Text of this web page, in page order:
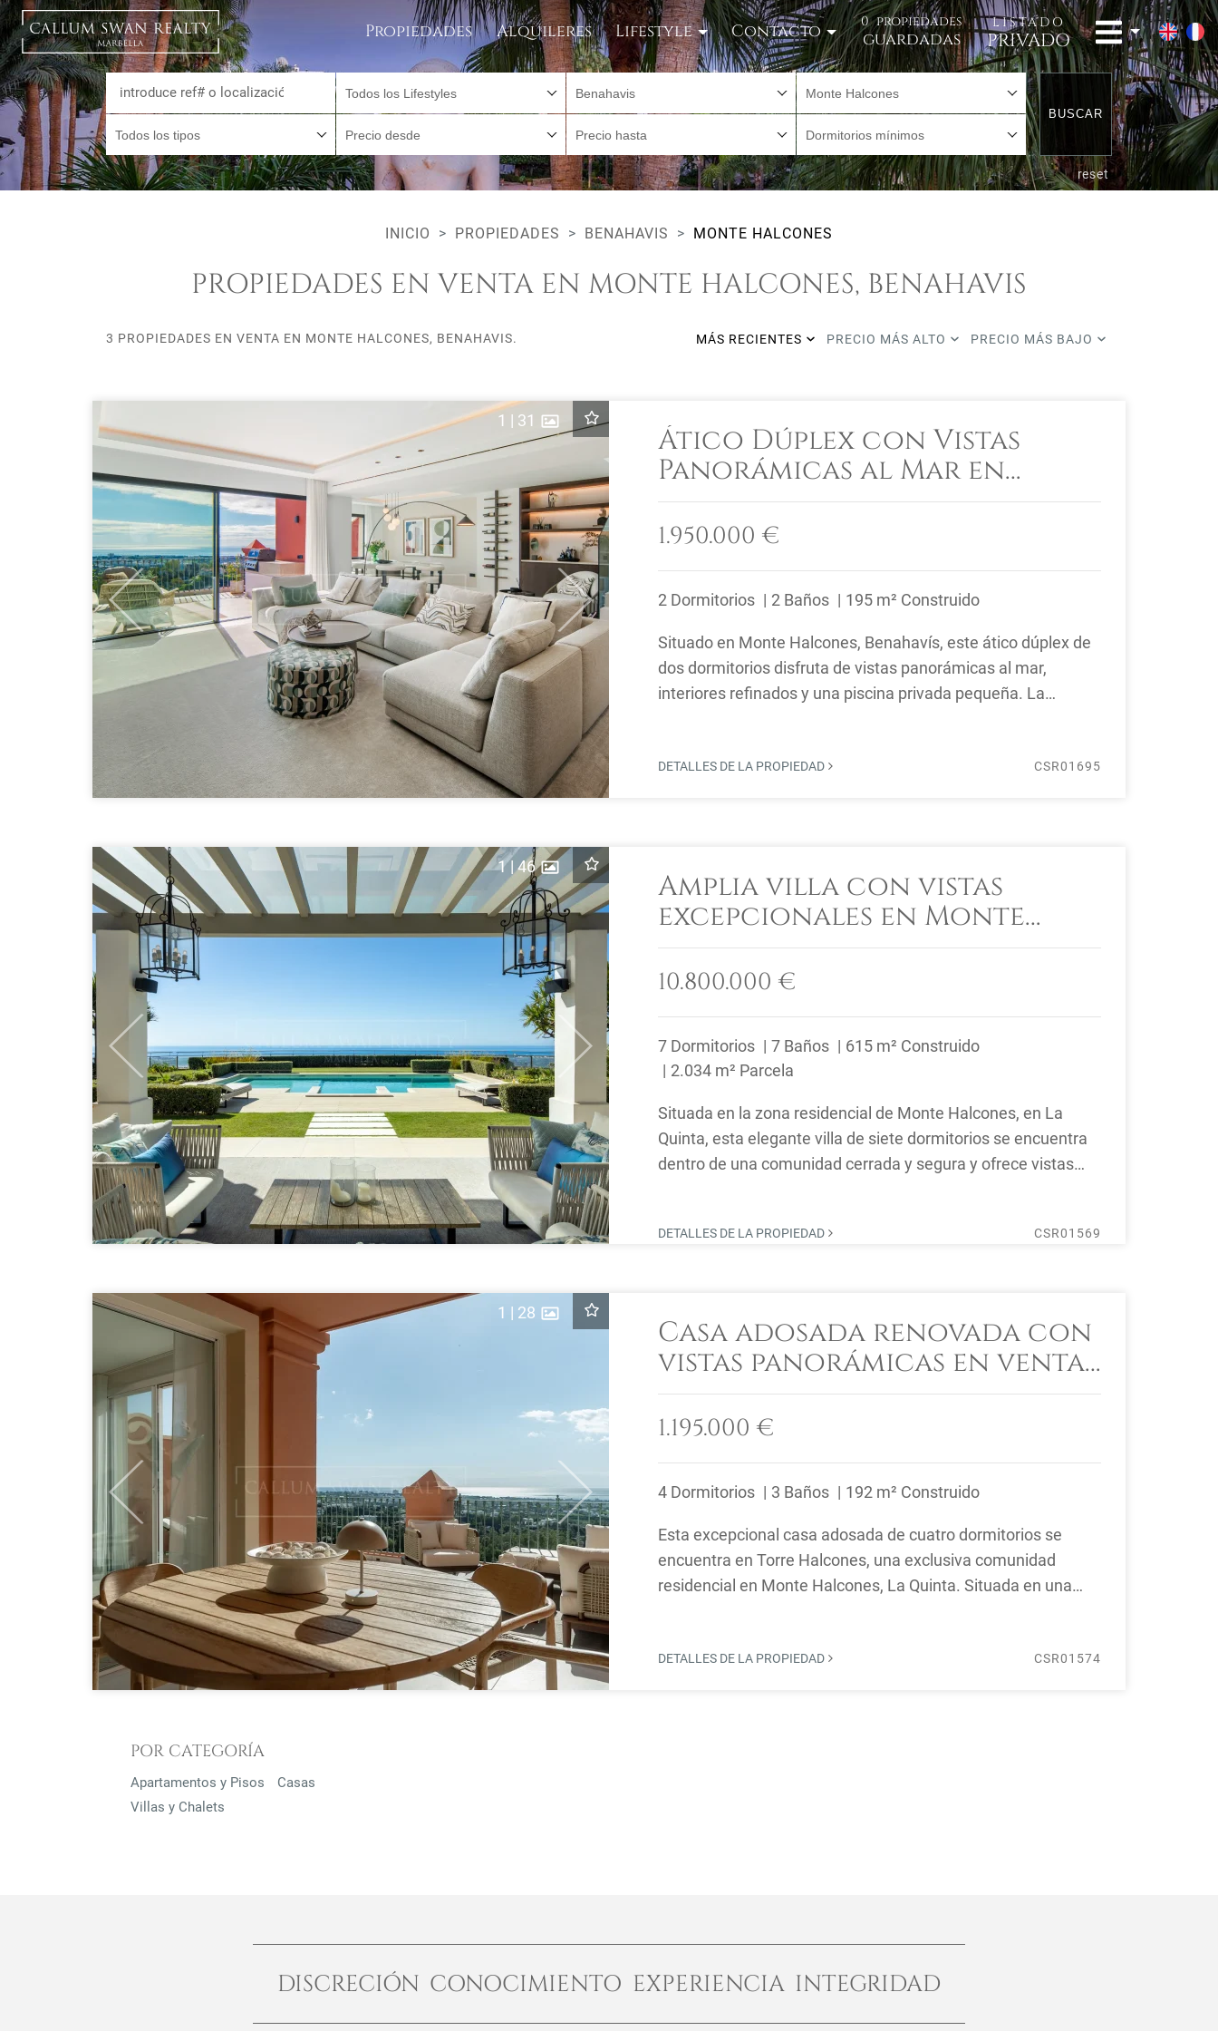
Propiedades Alquileres Lifestyle Contacto 0 propiedades
guardadas
LISTADO
PRIVADO
Todos los Lifestyles Benahavis Monte Halcones
Todos los tipos Precio desde Precio hasta Dormitorios mínimos
BUSCAR
reset
INICIO PROPIEDADES BENAHAVIS MONTE HALCONES
PROPIEDADES EN VENTA EN MONTE HALCONES, BENAHAVIS
3 PROPIEDADES EN VENTA EN MONTE HALCONES, BENAHAVIS. MÁS RECIENTES PRECIO MÁS ALTO PRECIO MÁS BAJO
Previous Next
1 | 31
Ático Dúplex con Vistas
Panorámicas al Mar en
Monte Halcones, Benahavís
1.950.000 €
2 Dormitorios 2 Baños 195 m² Construido
Situado en Monte Halcones, Benahavís, este ático dúplex de
dos dormitorios disfruta de vistas panorámicas al mar,
interiores refinados y una piscina privada pequeña. La
DETALLES DE LA PROPIEDAD CSR01695
Previous Next
1|46
Amplia villa con vistas
excepcionales en Monte
Halcones, La Quinta
10.800.000 €
7 Dormitorios 7 Baños
615 m² Construido
2.034 m² Parcela
Situada en la zona residencial de Monte Halcones, en La
Quinta, esta elegante villa de siete dormitorios se encuentra
dentro de una comunidad cerrada y segura y ofrece vistas
DETALLES DE LA PROPIEDAD CSR01569
Previous Next
1 | 28
Casa adosada renovada con
vistas panorámicas en venta
en Monte Halcones,
Benahavís
1.195.000 €
4 Dormitorios 3 Baños 192 m² Construido
Esta excepcional casa adosada de cuatro dormitorios se
encuentra en Torre Halcones, una exclusiva comunidad
residencial en Monte Halcones, La Quinta. Situada en una
DETALLES DE LA PROPIEDAD CSR01574
POR CATEGORÍA
Apartamentos y Pisos
Casas
Villas y Chalets
DISCRECIÓN CONOCIMIENTO EXPERIENCIA INTEGRIDAD